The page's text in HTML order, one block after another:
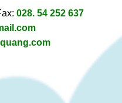
028. 54 252 637